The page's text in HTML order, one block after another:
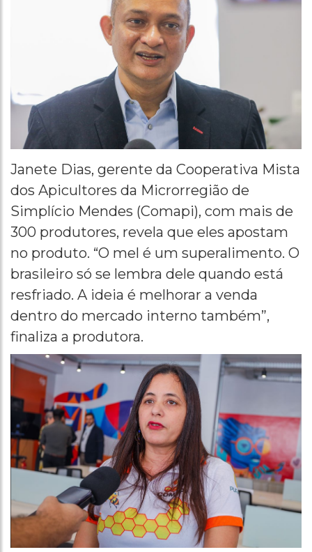
Janete Dias, gerente da Cooperativa Mista
dos Apicultores da Microrregião de
Simplício Mendes (Comapi), com mais de
300 produtores, revela que eles apostam
no produto. “O mel é um superalimento. O
brasileiro só se lembra dele quando está
resfriado. A ideia é melhorar a venda
dentro do mercado interno também”,
finaliza a produtora.